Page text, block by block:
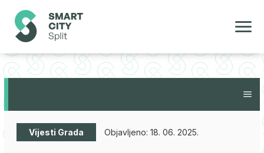
Vijesti Grada Objavljeno: 18. 06. 2025.